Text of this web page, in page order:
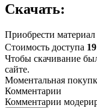
Скачать:
Приобрести материал
Стоимость доступа
Чтобы скачивание
сайте.
Моментальная
Комментарии
Комментарии